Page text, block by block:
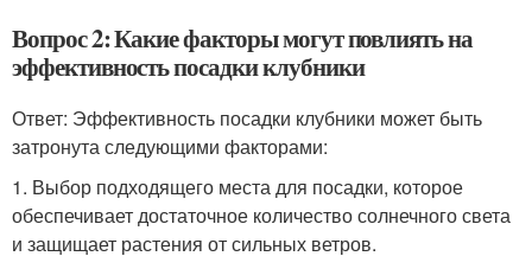
Вопрос 2: Какие факторы могут повлиять на
эффективность посадки клубники
Ответ: Эффективность посадки клубники может быть
затронута следующими факторами:
1. Выбор подходящего места для посадки, которое
обеспечивает достаточное количество солнечного света
и защищает растения от сильных ветров.